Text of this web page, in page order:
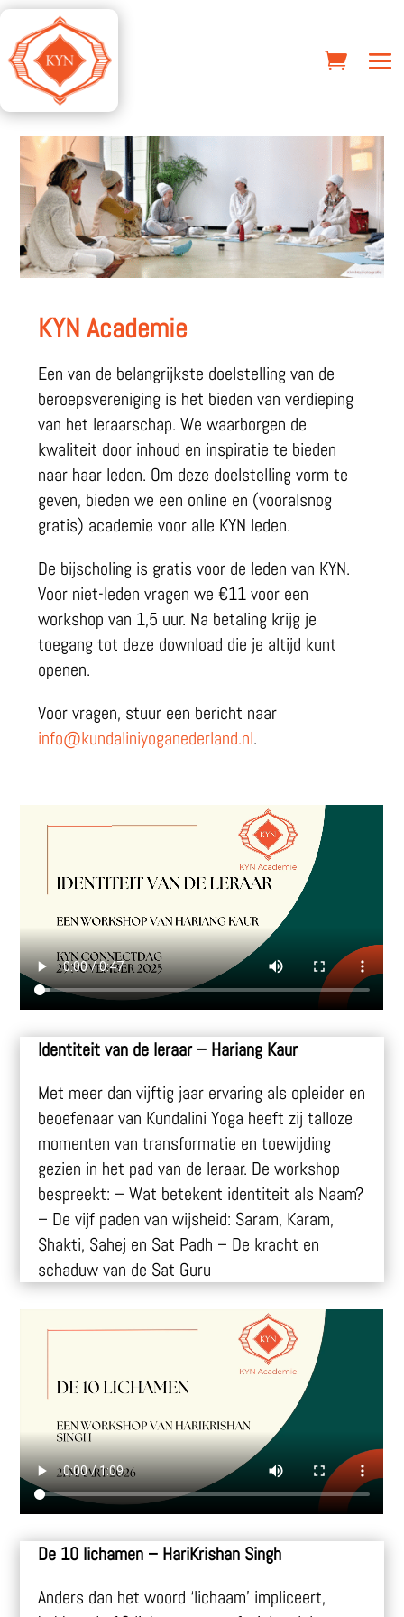
KYN Academie
Een van de belangrijkste doelstelling van de
beroepsvereniging is het bieden van verdieping
van het leraarschap. We waarborgen de
kwaliteit door inhoud en inspiratie te bieden
naar haar leden. Om deze doelstelling vorm te
geven, bieden we een online en (vooralsnog
gratis) academie voor alle KYN leden.
De bijscholing is gratis voor de leden van KYN.
Voor niet-leden vragen we €11 voor een
workshop van 1,5 uur. Na betaling krijg je
toegang tot deze download die je altijd kunt
openen.
Voor vragen, stuur een bericht naar
info@kundaliniyoganederland.nl.
Identiteit van de leraar – Hariang Kaur
Met meer dan vijftig jaar ervaring als opleider en
beoefenaar van Kundalini Yoga heeft zij talloze
momenten van transformatie en toewijding
gezien in het pad van de leraar. De workshop
bespreekt: – Wat betekent identiteit als Naam?
– De vijf paden van wijsheid: Saram, Karam,
Shakti, Sahej en Sat Padh – De kracht en
schaduw van de Sat Guru
De 10 lichamen – HariKrishan Singh
Anders dan het woord ‘lichaam’ impliceert,